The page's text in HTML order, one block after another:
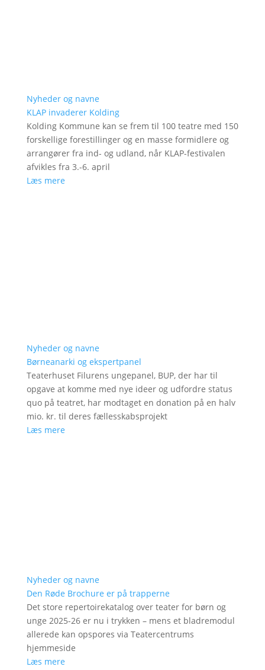
Nyheder og navne
KLAP invaderer Kolding
Kolding Kommune kan se frem til 100 teatre med 150
forskellige forestillinger og en masse formidlere og
arrangører fra ind- og udland, når KLAP-festivalen
afvikles fra 3.-6. april
Læs mere
Nyheder og navne
Børneanarki og ekspertpanel
Teaterhuset Filurens ungepanel, BUP, der har til
opgave at komme med nye ideer og udfordre status
quo på teatret, har modtaget en donation på en halv
mio. kr. til deres fællesskabsprojekt
Læs mere
Nyheder og navne
Den Røde Brochure er på trapperne
Det store repertoirekatalog over teater for børn og
unge 2025-26 er nu i trykken – mens et bladremodul
allerede kan opspores via Teatercentrums
hjemmeside
Læs mere